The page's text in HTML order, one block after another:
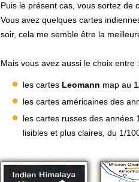
Puis le présent cas, vous sortez de
Vous avez quelques cartes
soir, cela me semble être la
Mais vous avez aussi le choix entre :
les cartes Leomann map au
les cartes américaines des
les cartes russes des années
lisibles et plus claires, du 1/